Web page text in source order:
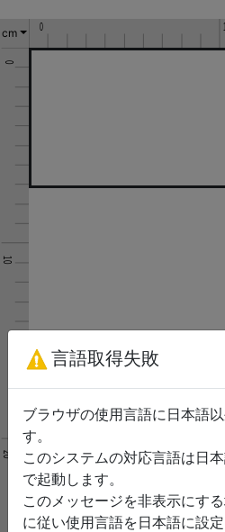
cm
言語取得失敗
ブラウザの使用言語に日本語
す。
このシステムの対応言語は日
で起動します。
このメッセージを非表示にす
に従い使用言語を日本語に設定